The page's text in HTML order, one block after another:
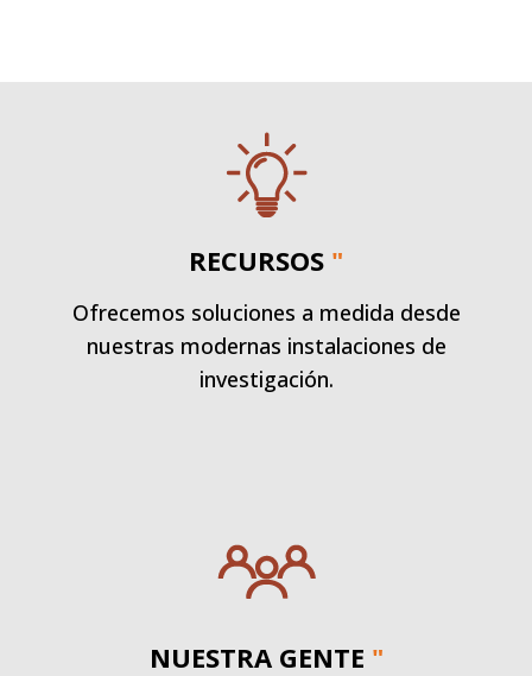
RECURSOS "
Ofrecemos soluciones a medida desde
nuestras modernas instalaciones de
investigación.
NUESTRA GENTE "